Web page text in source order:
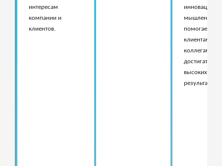
интересам
компании и
клиентов.
мышление и
помогаем
клиентам и
коллегам
достигать
высоких
результатов.